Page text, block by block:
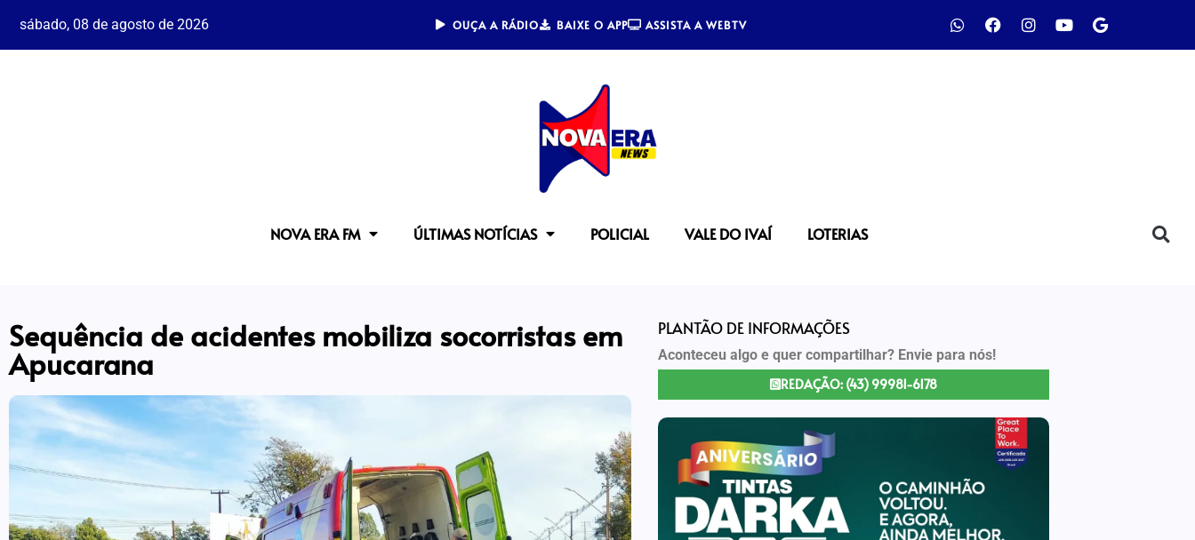
sábado, 08 de agosto de 2026 OUÇA A RÁDIO BAIXE O APP ASSISTA A WEBTV
NOVA ERA FM ÚLTIMAS NOTÍCIAS POLICIAL VALE DO IVAÍ LOTERIAS
Sequência de acidentes mobiliza socorristas em
Apucarana
PLANTÃO DE INFORMAÇÕES
Aconteceu algo e quer compartilhar? Envie para nós!
REDAÇÃO: (43) 99981-6178